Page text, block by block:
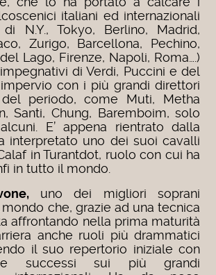
italiani ed internazionali
N.Y., Tokyo, Berlino, Madrid,
Zurigo, Barcellona, Pechino,
Lago, Firenze, Napoli, Roma….)
di Verdi, Puccini e del
con i più grandi direttori
periodo, come Muti, Metha
Santi, Chung, Baremboim, solo
E’ appena rientrato dalla
interpretato uno dei suoi cavalli
in Turantdot, ruolo con cui ha
in tutto il mondo.
uno dei migliori soprani
che, grazie ad una tecnica
affrontando nella prima maturità
anche ruoli più drammatici
il suo repertorio iniziale con
successi sui più grandi